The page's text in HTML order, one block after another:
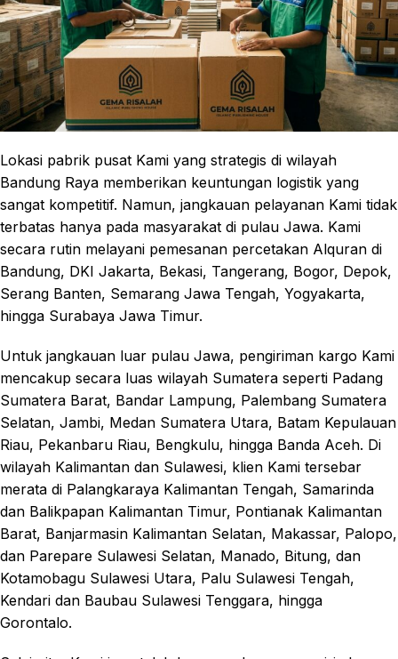
Lokasi pabrik pusat Kami yang strategis di wilayah
Bandung Raya memberikan keuntungan logistik yang
sangat kompetitif. Namun, jangkauan pelayanan Kami tidak
terbatas hanya pada masyarakat di pulau Jawa. Kami
secara rutin melayani pemesanan percetakan Alquran di
Bandung, DKI Jakarta, Bekasi, Tangerang, Bogor, Depok,
Serang Banten, Semarang Jawa Tengah, Yogyakarta,
hingga Surabaya Jawa Timur.
Untuk jangkauan luar pulau Jawa, pengiriman kargo Kami
mencakup secara luas wilayah Sumatera seperti Padang
Sumatera Barat, Bandar Lampung, Palembang Sumatera
Selatan, Jambi, Medan Sumatera Utara, Batam Kepulauan
Riau, Pekanbaru Riau, Bengkulu, hingga Banda Aceh. Di
wilayah Kalimantan dan Sulawesi, klien Kami tersebar
merata di Palangkaraya Kalimantan Tengah, Samarinda
dan Balikpapan Kalimantan Timur, Pontianak Kalimantan
Barat, Banjarmasin Kalimantan Selatan, Makassar, Palopo,
dan Parepare Sulawesi Selatan, Manado, Bitung, dan
Kotamobagu Sulawesi Utara, Palu Sulawesi Tengah,
Kendari dan Baubau Sulawesi Tenggara, hingga
Gorontalo.